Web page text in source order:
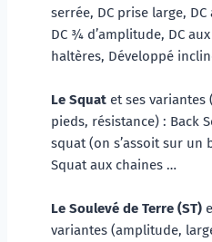
serrée, DC prise large,
DC ¾ d’amplitude, DC
haltères, Développé
Le Squat et ses variantes
pieds, résistance) : Back
squat (on s’assoit sur un
Squat aux chaines …
Le Soulevé de Terre (ST)
variantes (amplitude,